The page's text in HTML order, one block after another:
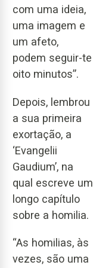
com uma ideia,
uma imagem e
um afeto,
podem seguir-te
oito minutos”.
Depois, lembrou
a sua primeira
exortação, a
‘Evangelii
Gaudium’, na
qual escreve um
longo capítulo
sobre a homilia.
“As homilias, às
vezes, são uma